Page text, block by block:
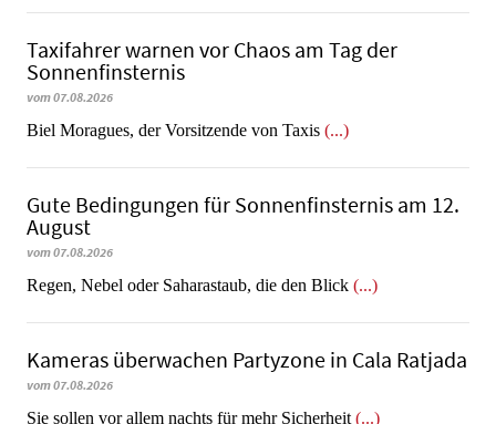
Taxifahrer warnen vor Chaos am Tag der
Sonnenfinsternis
vom 07.08.2026
​​​​​​​Biel Moragues, der Vorsitzende von Taxis (...)
Gute Bedingungen für Sonnenfinsternis am 12.
August
vom 07.08.2026
Regen, Nebel oder Saharastaub, die den Blick (...)
Kameras überwachen Partyzone in Cala Ratjada
vom 07.08.2026
Sie sollen vor allem nachts für mehr Sicherheit (...)